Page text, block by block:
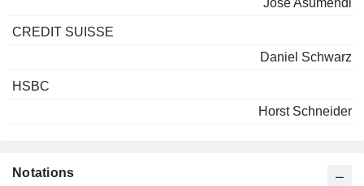
Jose Asumendi
CREDIT SUISSE
Daniel Schwarz
HSBC
Horst Schneider
Notations